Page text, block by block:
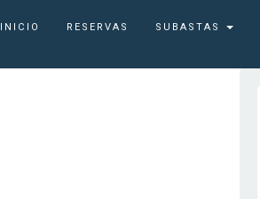
INICIO RESERVAS SUBASTAS